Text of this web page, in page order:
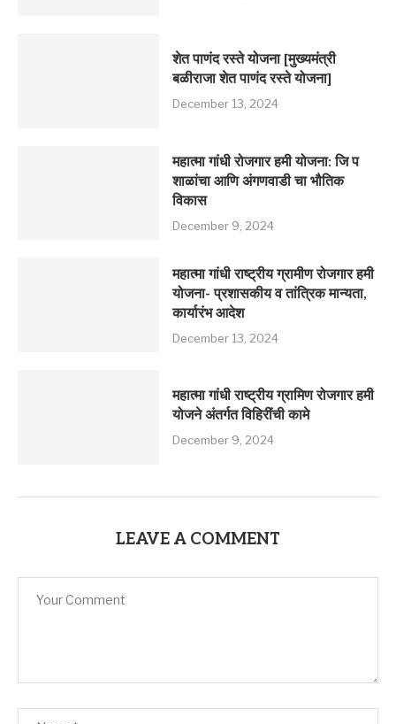
शेत पाणंद रस्ते योजना [मुख्यमंत्री
बळीराजा शेत पाणंद रस्ते योजना]
December 13, 2024
महात्मा गांधी रोजगार हमी योजना: जि प
शाळांचा आणि अंगणवाडी चा भौतिक
विकास
December 9, 2024
महात्मा गांधी राष्ट्रीय ग्रामीण रोजगार हमी
योजना- प्रशासकीय व तांत्रिक मान्यता,
कार्यारंभ आदेश
December 13, 2024
महात्मा गांधी राष्ट्रीय ग्रामिण रोजगार हमी
योजने अंतर्गत विहिरींची कामे
December 9, 2024
LEAVE A COMMENT